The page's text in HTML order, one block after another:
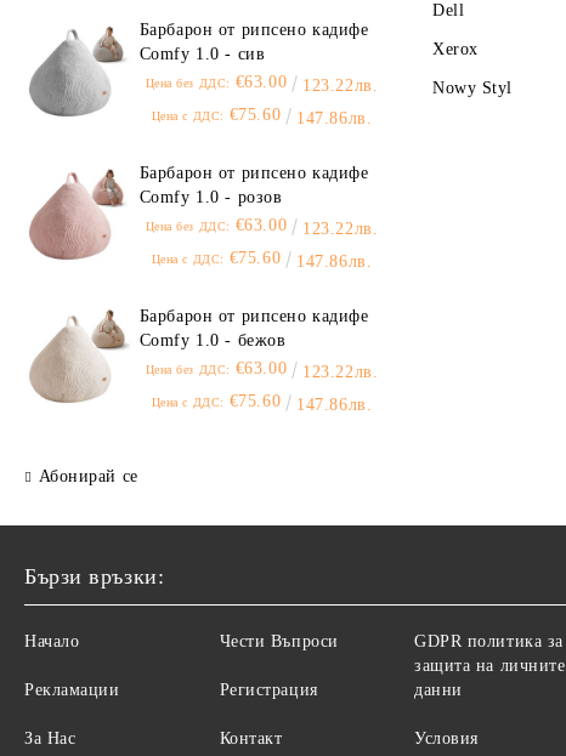
Барбарон от рипсено кадифе
Comfy 1.0 - сив
Цена без ДДС: €63.00 123.22лв.
Цена с ДДС: €75.60 147.86лв.
Барбарон от рипсено кадифе
Comfy 1.0 - розов
Цена без ДДС: €63.00 123.22лв.
Цена с ДДС: €75.60 147.86лв.
Барбарон от рипсено кадифе
Comfy 1.0 - бежов
Цена без ДДС: €63.00 123.22лв.
Цена с ДДС: €75.60 147.86лв.
Абонирай се
Dell
Xerox
Nowy Styl
Бързи връзки:
Начало
Рекламации
За Нас
Чести Въпроси
Регистрация
Контакт
GDPR политика за
защита на личните
данни
Условия